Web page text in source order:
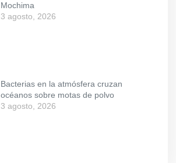
Mochima
3 agosto, 2026
Bacterias en la atmósfera cruzan
océanos sobre motas de polvo
3 agosto, 2026